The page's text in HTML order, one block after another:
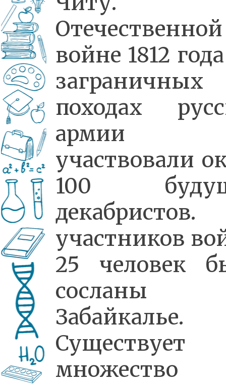
Отечественной
войне 1812
заграничных
походах
армии
участвовали
100
участников
25 человек
Забайкалье.
Существует
множество